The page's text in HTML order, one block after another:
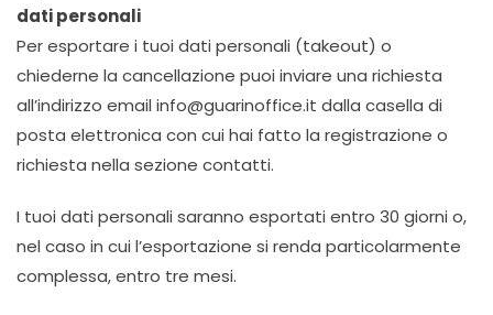
dati personali
Per esportare i tuoi dati personali (takeout) o
chiederne la cancellazione puoi inviare una richiesta
all’indirizzo email info@guarinoffice.it dalla casella di
posta elettronica con cui hai fatto la registrazione o
richiesta nella sezione contatti.
I tuoi dati personali saranno esportati entro 30 giorni o,
nel caso in cui l’esportazione si renda particolarmente
complessa, entro tre mesi.